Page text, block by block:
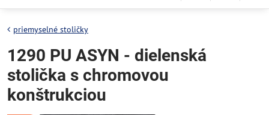
priemyselné stoličky
1290 PU ASYN - dielenská
stolička s chromovou
konštrukciou